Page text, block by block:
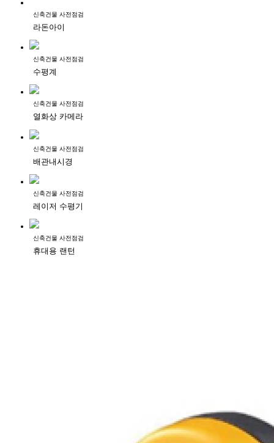
신축건물 사전점검
라돈아이
신축건물 사전점검
수평계
신축건물 사전점검
열화상 카메라
신축건물 사전점검
배관내시경
신축건물 사전점검
레이저 수평기
신축건물 사전점검
휴대용 랜턴